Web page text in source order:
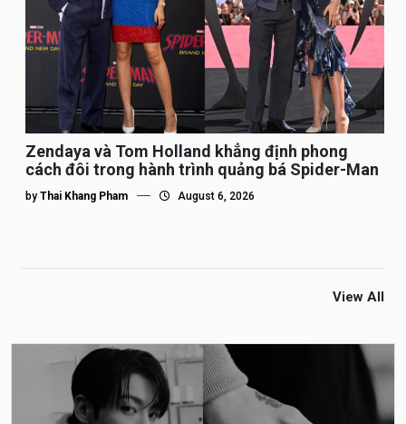
Zendaya và Tom Holland khẳng định phong
cách đôi trong hành trình quảng bá Spider-Man
by Thai Khang Pham August 6, 2026
View All